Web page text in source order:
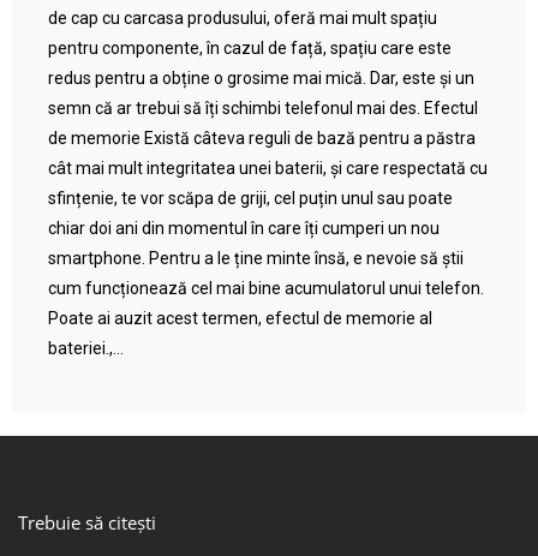
de cap cu carcasa produsului, oferă mai mult spațiu
pentru componente, în cazul de față, spațiu care este
redus pentru a obține o grosime mai mică. Dar, este și un
semn că ar trebui să îți schimbi telefonul mai des. Efectul
de memorie Există câteva reguli de bază pentru a păstra
cât mai mult integritatea unei baterii, și care respectată cu
sfințenie, te vor scăpa de griji, cel puțin unul sau poate
chiar doi ani din momentul în care îți cumperi un nou
smartphone. Pentru a le ține minte însă, e nevoie să știi
cum funcționează cel mai bine acumulatorul unui telefon.
Poate ai auzit acest termen, efectul de memorie al
bateriei.,...
Trebuie să citești